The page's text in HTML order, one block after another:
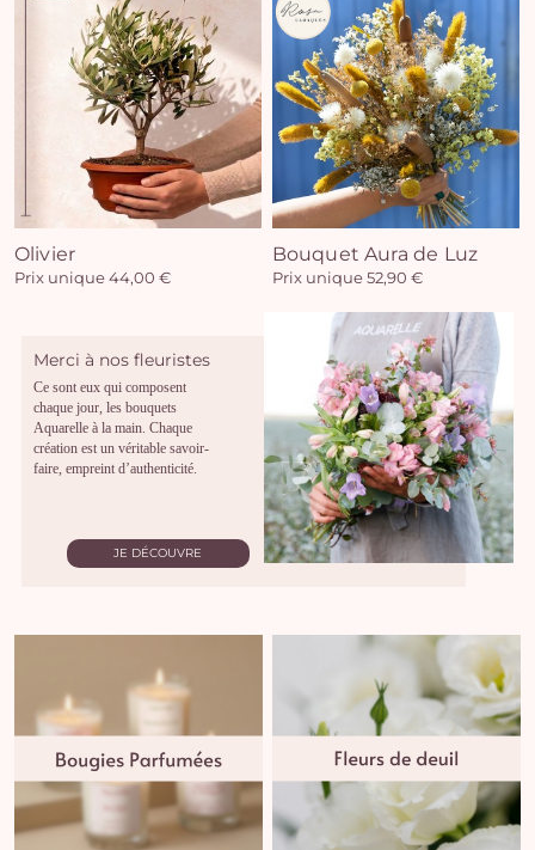
Olivier
Prix unique 44,00 €
Bouquet Aura de Luz
Prix unique 52,90 €
Merci à nos fleuristes
Ce sont eux qui composent
chaque jour, les bouquets
Aquarelle à la main. Chaque
création est un véritable savoir-
faire, empreint d’authenticité.
JE DÉCOUVRE